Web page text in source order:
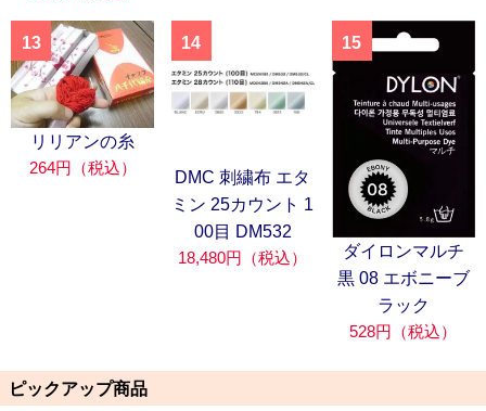
13
リリアンの糸
264円（税込）
14
DMC 刺繍布 エタ
ミン 25カウント 1
00目 DM532
18,480円（税込）
15
ダイロンマルチ
黒 08 エボニーブ
ラック
528円（税込）
ピックアップ商品